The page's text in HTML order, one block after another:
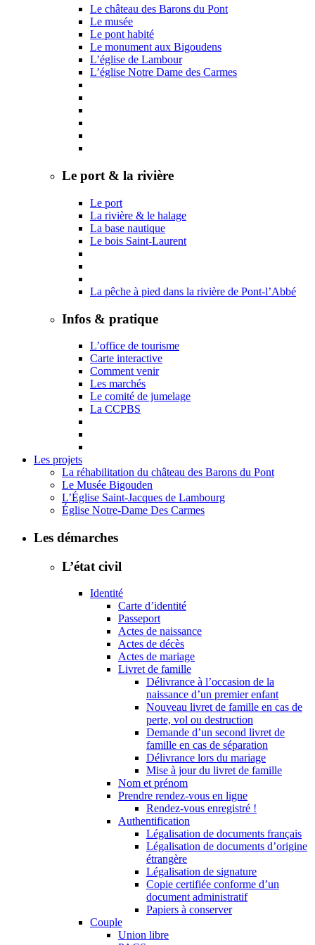
Le château des Barons du Pont
Le musée
Le pont habité
Le monument aux Bigoudens
L’église de Lambour
L’église Notre Dame des Carmes
Le port & la rivière
Le port
La rivière & le halage
La base nautique
Le bois Saint-Laurent
La pêche à pied dans la rivière de Pont-l’Abbé
Infos & pratique
L’office de tourisme
Carte interactive
Comment venir
Les marchés
Le comité de jumelage
La CCPBS
Les projets
La réhabilitation du château des Barons du Pont
Le Musée Bigouden
L’Église Saint-Jacques de Lambourg
Église Notre-Dame Des Carmes
Les démarches
L’état civil
Identité
Carte d’identité
Passeport
Actes de naissance
Actes de décès
Actes de mariage
Livret de famille
Délivrance à l’occasion de la
naissance d’un premier enfant
Nouveau livret de famille en cas de
perte, vol ou destruction
Demande d’un second livret de
famille en cas de séparation
Délivrance lors du mariage
Mise à jour du livret de famille
Nom et prénom
Prendre rendez-vous en ligne
Rendez-vous enregistré !
Authentification
Légalisation de documents français
Légalisation de documents d’origine
étrangère
Légalisation de signature
Copie certifiée conforme d’un
document administratif
Papiers à conserver
Couple
Union libre